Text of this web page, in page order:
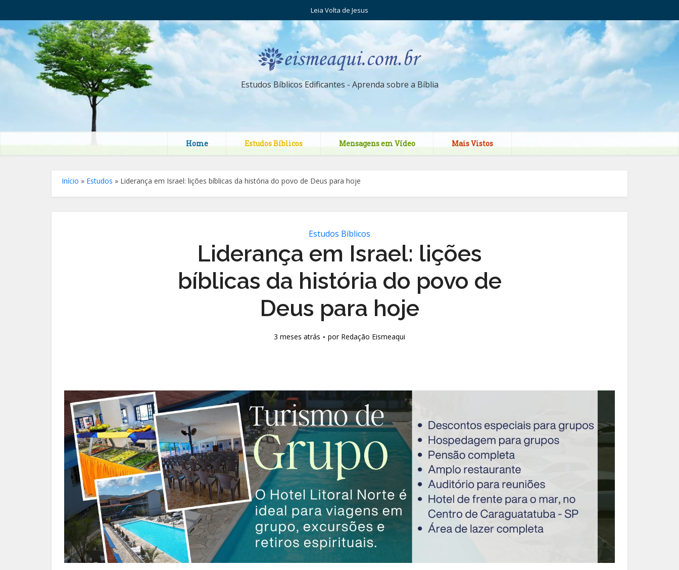
Leia Volta de Jesus
Estudos Bíblicos Edificantes - Aprenda sobre a Bíblia
Home Estudos Bíblicos Mensagens em Vídeo Mais Vistos
Início » Estudos » Liderança em Israel: lições bíblicas da história do povo de Deus para hoje
Estudos Bíblicos
Liderança em Israel: lições
bíblicas da história do povo de
Deus para hoje
3 meses atrás por Redação Eismeaqui